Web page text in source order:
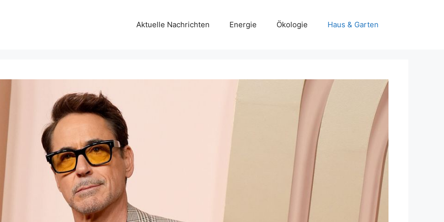
Aktuelle Nachrichten Energie Ökologie Haus & Garten